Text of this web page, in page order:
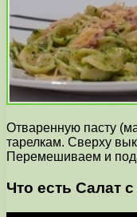
Отваренную пасту
тарелкам. Сверху
Перемешиваем и
Что есть Салат